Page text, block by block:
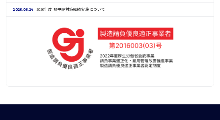
2026.06.24 2026年度 熱中症対策継続実施について